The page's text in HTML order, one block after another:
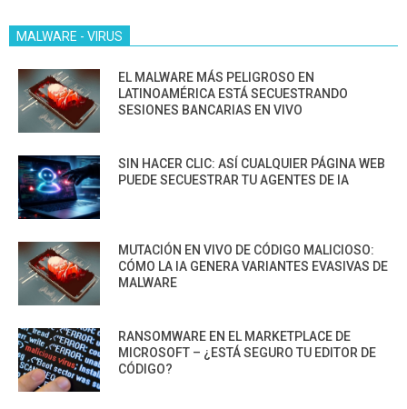
MALWARE - VIRUS
EL MALWARE MÁS PELIGROSO EN
LATINOAMÉRICA ESTÁ SECUESTRANDO
SESIONES BANCARIAS EN VIVO
SIN HACER CLIC: ASÍ CUALQUIER PÁGINA WEB
PUEDE SECUESTRAR TU AGENTES DE IA
MUTACIÓN EN VIVO DE CÓDIGO MALICIOSO:
CÓMO LA IA GENERA VARIANTES EVASIVAS DE
MALWARE
RANSOMWARE EN EL MARKETPLACE DE
MICROSOFT – ¿ESTÁ SEGURO TU EDITOR DE
CÓDIGO?